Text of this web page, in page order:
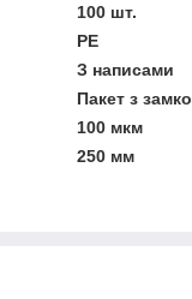
100 шт.
РЕ
З написами
Пакет з
100 мкм
250 мм